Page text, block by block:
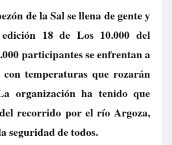
de la Sal se llena de gente y
18 de Los 10.000 del
participantes se enfrentan a
temperaturas que rozarán
organización ha tenido que
recorrido por el río Argoza,
seguridad de todos.